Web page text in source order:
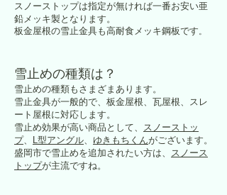
スノーストップは指定が無ければ一番お安い亜
鉛メッキ製となります。
板金屋根の雪止金具も高耐食メッキ鋼板です
雪止めの種類は？
雪止めの種類もさまざまあります。
雪止金具が一般的で、板金屋根、瓦屋根、スレ
ート屋根に対応します。
雪止め効果が高い商品として、 スノーストッ
プ、 L型アングル、 ゆきもちくんがございます。
盛岡市で雪止めを追加されたい方は、 スノース
トップが主流ですね。